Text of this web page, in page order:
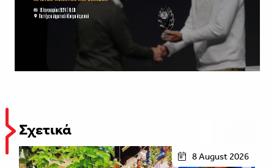
Σχετικά
8 August 2026